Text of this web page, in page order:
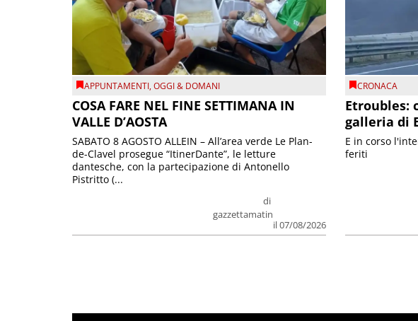
APPUNTAMENTI,OGGI & DOMANI
COSA FARE NEL FINE SETTIMANA IN
VALLE D’AOSTA
di
gazzettamatin
il 07/08/2026
SABATO 8 AGOSTO ALLEIN – All’area verde Le Plan-
de-Clavel prosegue “ItinerDante”, le letture
dantesche, con la partecipazione di Antonello
Pistritto (...
CRONACA
Etroubles:
galleria di
E in corso
feriti